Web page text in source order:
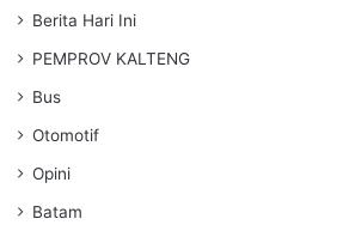
Berita Hari Ini
PEMPROV KALTENG
Bus
Otomotif
Opini
Batam